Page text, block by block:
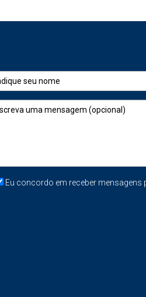
Ponto crítico
Chaves disponíveis em Portugal
Eu concordo em receber